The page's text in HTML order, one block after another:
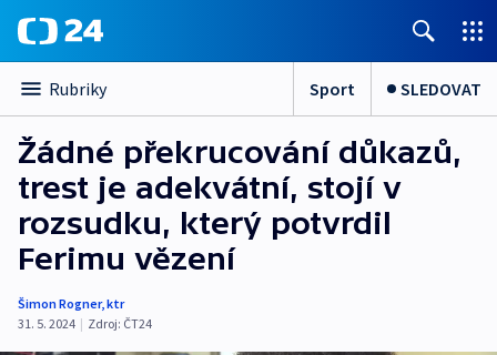
Rubriky Sport SLEDOVAT
Žádné překrucování důkazů,
trest je adekvátní, stojí v
rozsudku, který potvrdil
Ferimu vězení
Šimon Rogner,ktr
31. 5. 2024 | Zdroj: ČT24